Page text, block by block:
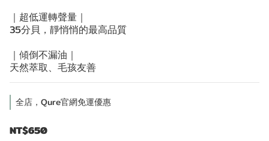
｜超低運轉聲量｜
35分貝，靜悄悄的最高品質
｜傾倒不漏油｜
天然萃取、毛孩友善
全店，Qure官網免運優惠
NT$650